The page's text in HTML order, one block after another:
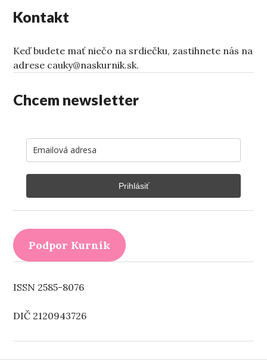
Kontakt
Keď budete mať niečo na srdiečku, zastihnete nás na
adrese cauky@naskurnik.sk.
Chcem newsletter
Prihlásiť
Podpor Kurník
ISSN 2585-8076
DIČ 2120943726